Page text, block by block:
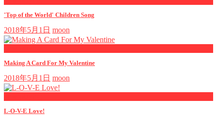
'Top of the World' Children Song
2018年5月1日 moon
Making A Card For My Valentine
2018年5月1日 moon
L-O-V-E Love!